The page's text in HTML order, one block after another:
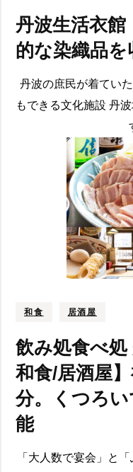
丹波生活衣館
的な染織品
丹波の庶民が着てい
もできる文化施設 丹
和食 居酒屋
飲み処食べ処
和食/居酒屋
分。くつろ
能
「大人数で宴会」と